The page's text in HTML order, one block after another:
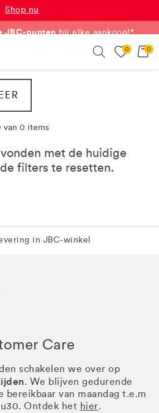
Shop nu
0 0
van 0 items
met de huidige
filters te resetten.
in 1 pakketin JBC-winkel
Care
schakelen we over op
. We blijven gedurende
van maandag t.e.m
Ontdek het hier.